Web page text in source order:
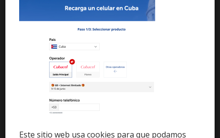
AYUDA Y SOPORTE
Help Center
Este sitio web usa cookies para que podamos